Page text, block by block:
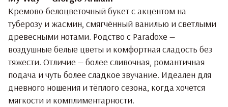
Кремово-белоцветочный букет с акцентом на
туберозу и жасмин, смягчённый ванилью и светлыми
древесными нотами. Родство с Paradoxe —
воздушные белые цветы и комфортная сладость без
тяжести. Отличие — более сливочная, романтичная
подача и чуть более сладкое звучание. Идеален для
дневного ношения и тёплого сезона, когда хочется
мягкости и комплиментарности.